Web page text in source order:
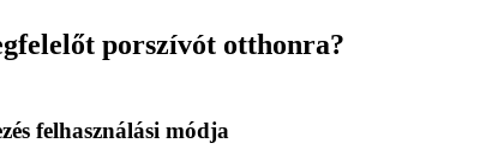
porszívót otthonra?
felhasználási módja